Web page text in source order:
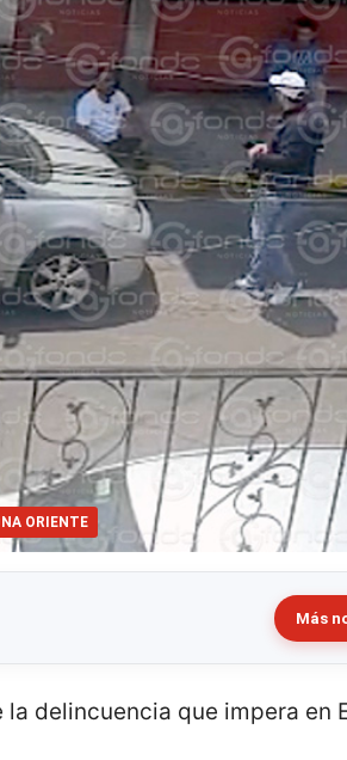
ORIENTE
Más
delincuencia que impera en